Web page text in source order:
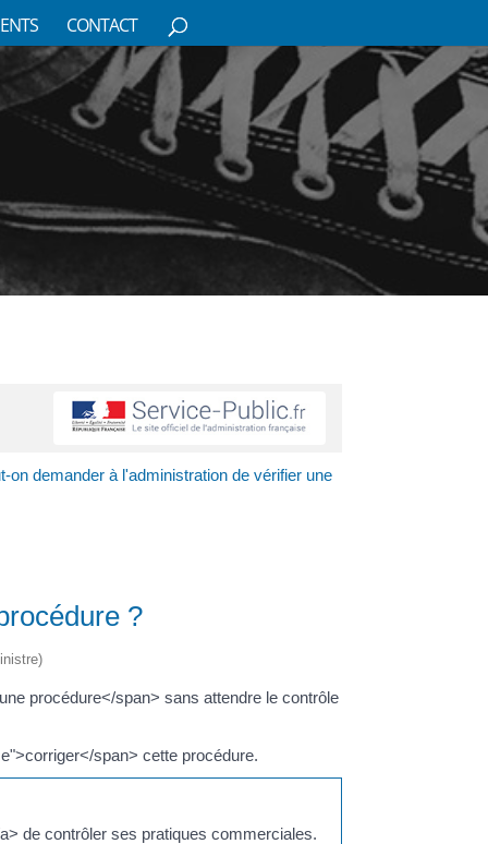
CONTACT
on demander à l'administration de vérifier une
?
procédure</span> sans attendre le contrôle
span> cette procédure.
de contrôler ses pratiques commerciales.